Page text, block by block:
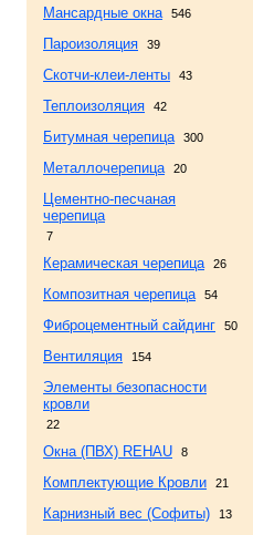
Мансардные окна 546
Пароизоляция 39
Скотчи-клеи-ленты 43
Теплоизоляция 42
Битумная черепица 300
Металлочерепица 20
Цементно-песчаная
черепица
7
Керамическая черепица 26
Композитная черепица 54
Фиброцементный сайдинг 50
Вентиляция 154
Элементы безопасности
кровли
22
Окна (ПВХ) REHAU 8
Комплектующие Кровли 21
Карнизный вес (Софиты) 13